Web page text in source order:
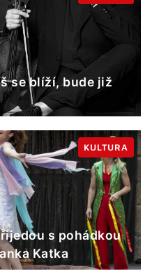
se blíží, bude již
s pohádkou
Katka
KULTURA